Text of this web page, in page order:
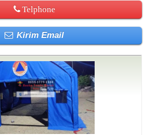
Telphone
Kirim Email